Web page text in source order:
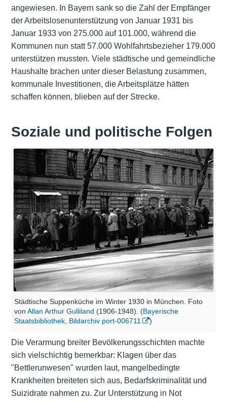
angewiesen. In Bayern sank so die Zahl der Empfänger
der Arbeitslosenunterstützung von Januar 1931 bis
Januar 1933 von 275.000 auf 101.000, während die
Kommunen nun statt 57.000 Wohlfahrtsbezieher 179.000
unterstützen mussten. Viele städtische und gemeindliche
Haushalte brachen unter dieser Belastung zusammen,
kommunale Investitionen, die Arbeitsplätze hätten
schaffen können, blieben auf der Strecke.
Soziale und politische Folgen
Städtische Suppenküche im Winter 1930 in München. Foto
von Allan Arthur Gulliland (1906-1948). (Bayerische
Staatsbibliothek, Bildarchiv port-006711
)
Die Verarmung breiter Bevölkerungsschichten machte
sich vielschichtig bemerkbar: Klagen über das
"Bettlerunwesen" wurden laut, mangelbedingte
Krankheiten breiteten sich aus, Bedarfskriminalität und
Suizidrate nahmen zu. Zur Unterstützung in Not